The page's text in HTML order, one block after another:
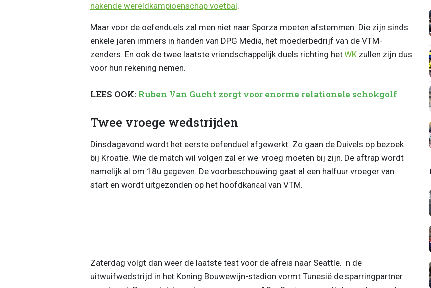
nakende wereldkampioenschap voetbal.
Maar voor de oefenduels zal men niet naar Sporza moeten afstemmen. Die zijn sinds
enkele jaren immers in handen van DPG Media, het moederbedrijf van de VTM-
zenders. En ook de twee laatste vriendschappelijk duels richting het WKzullen zijn dus
voor hun rekening nemen.
LEES OOK: Ruben Van Gucht zorgt voor enorme relationele schokgolf
Twee vroege wedstrijden
Dinsdagavond wordt het eerste oefenduel afgewerkt. Zo gaan de Duivels op bezoek
bij Kroatië. Wie de match wil volgen zal er wel vroeg moeten bij zijn. De aftrap wordt
namelijk al om 18u gegeven. De voorbeschouwing gaat al een halfuur vroeger van
start en wordt uitgezonden op het hoofdkanaal van VTM.
Zaterdag volgt dan weer de laatste test voor de afreis naar Seattle. In de
uitwuifwedstrijd in het Koning Bouwewijn-stadion vormt Tunesië de sparringpartner